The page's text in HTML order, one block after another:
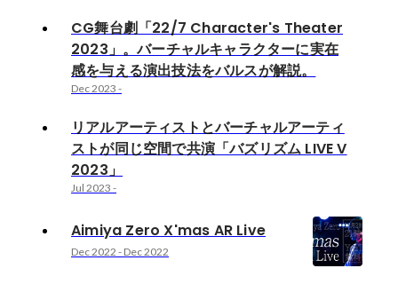
CG舞台劇「22/7 Character's Theater
2023」。バーチャルキャラクターに実在
感を与える演出技法をバルスが解説。
Dec 2023 -
リアルアーティストとバーチャルアーティ
ストが同じ空間で共演「バズリズム LIVE V
2023」
Jul 2023 -
Aimiya Zero X'mas AR Live
Dec 2022 - Dec 2022